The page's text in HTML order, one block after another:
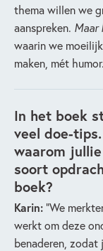
thema willen we
aanspreken. Maar
waarin we
maken, mét
In het boek
veel doe-
waarom
soort
boek?
Karin: “We
werkt om deze
benaderen,